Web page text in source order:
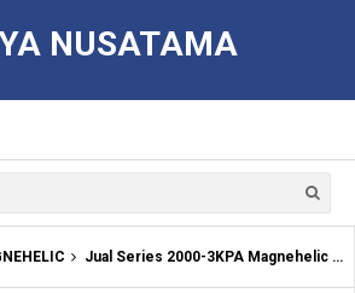
NUSATAMA
Jual Series 2000-3KPA Magnehelic USA di Semarang